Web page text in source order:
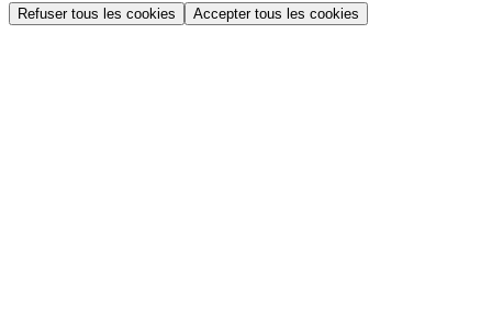
Refuser tous les cookies Accepter tous les cookies